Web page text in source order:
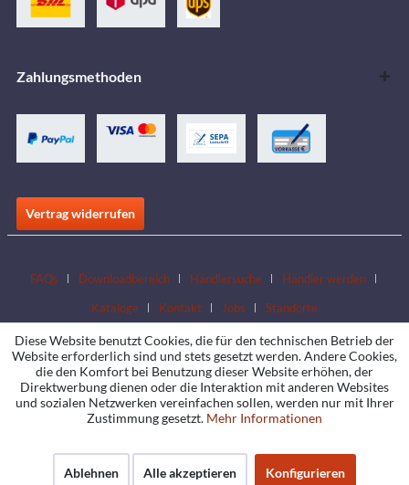
Zahlungsmethoden
Vertrag widerrufen
FAQs Downloadbereich Händlersuche
Händler werden
Kataloge
Kontakt Jobs Standorte
Diese Website benutzt Cookies, die für den technischen Betrieb der
Website erforderlich sind und stets gesetzt werden. Andere Cookies,
die den Komfort bei Benutzung dieser Website erhöhen, der
Direktwerbung dienen oder die Interaktion mit anderen Websites
und sozialen Netzwerken vereinfachen sollen, werden nur mit Ihrer
Zustimmung gesetzt. Mehr Informationen
Ablehnen Alle akzeptieren Konfigurieren